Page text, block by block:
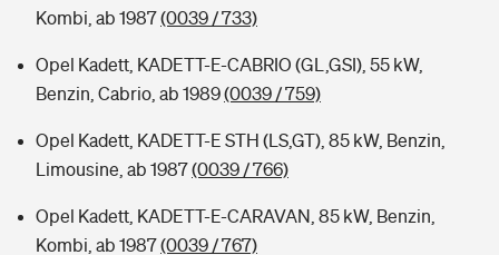
Kombi, ab 1987(0039 / 733)
Opel Kadett, KADETT-E-CABRIO (GL,GSI), 55 kW,
Benzin, Cabrio, ab 1989(0039 / 759)
Opel Kadett, KADETT-E STH (LS,GT), 85 kW, Benzin,
Limousine, ab 1987(0039 / 766)
Opel Kadett, KADETT-E-CARAVAN, 85 kW, Benzin,
Kombi, ab 1987(0039 / 767)